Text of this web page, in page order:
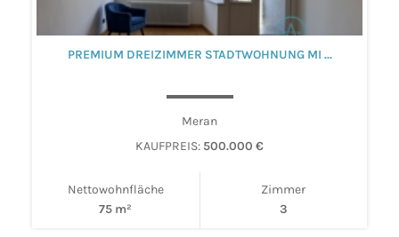
PREMIUM DREIZIMMER STADTWOHNUNG MI ...
Meran
KAUFPREIS: 500.000 €
Nettowohnfläche
75 m²
Zimmer
3